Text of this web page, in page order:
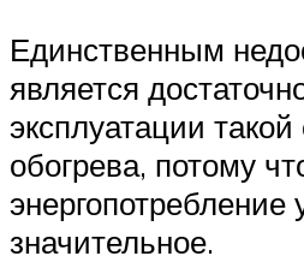
Единственным
является
эксплуатации
обогрева, потому
энергопотребление
значительное.